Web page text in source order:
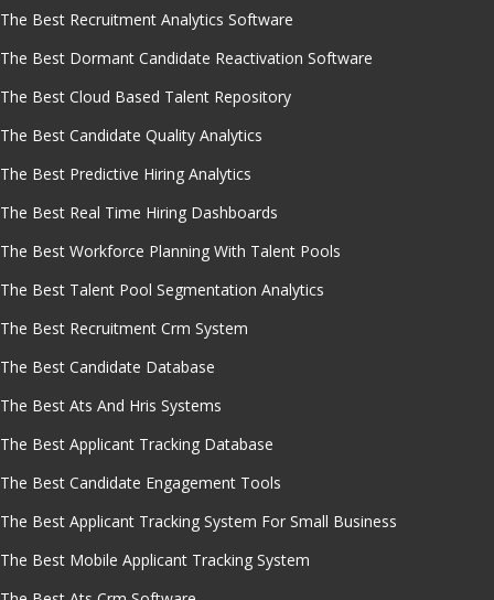
The Best Recruitment Analytics Software
The Best Dormant Candidate Reactivation Software
The Best Cloud Based Talent Repository
The Best Candidate Quality Analytics
The Best Predictive Hiring Analytics
The Best Real Time Hiring Dashboards
The Best Workforce Planning With Talent Pools
The Best Talent Pool Segmentation Analytics
The Best Recruitment Crm System
The Best Candidate Database
The Best Ats And Hris Systems
The Best Applicant Tracking Database
The Best Candidate Engagement Tools
The Best Applicant Tracking System For Small Business
The Best Mobile Applicant Tracking System